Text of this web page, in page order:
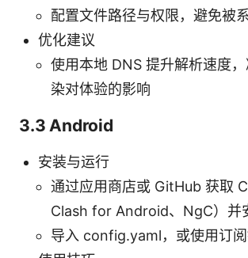
配置文件路径与权限，避免被
优化建议
使用本地 DNS 提升解析速度
染对体验的影响
3.3 Android
安装与运行
通过应用商店或 GitHub 获取
Clash for Android、NgC）并
导入 config.yaml，或使用订